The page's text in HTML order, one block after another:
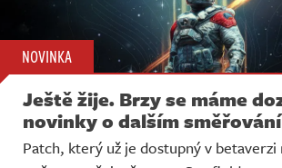
NOVINKA
Ještě žije. Brzy se máme
novinky o dalším
Patch, který už je dostupný v betaverzi